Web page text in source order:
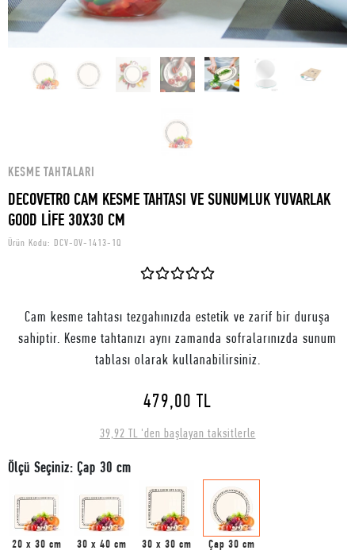
KESME TAHTALARI
DECOVETRO CAM KESME TAHTASI VE SUNUMLUK YUVARLAK
GOOD LİFE 30X30 CM
Ürün Kodu: DCV-OV-1413-1Q
Cam kesme tahtası tezgahınızda estetik ve zarif bir duruşa
sahiptir. Kesme tahtanızı aynı zamanda sofralarınızda sunum
tablası olarak kullanabilirsiniz.
479,00 TL
39,92 TL 'den başlayan taksitlerle
Ölçü Seçiniz: Çap 30 cm
20 x 30 cm 30 x 40 cm 30 x 30 cm Çap 30 cm